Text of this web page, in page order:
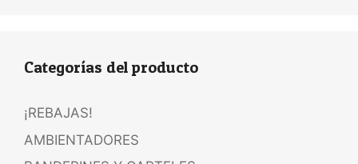
Categorías del producto
¡REBAJAS!
AMBIENTADORES